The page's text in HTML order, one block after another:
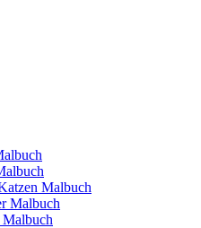
Malbuch
Malbuch
Malbuch